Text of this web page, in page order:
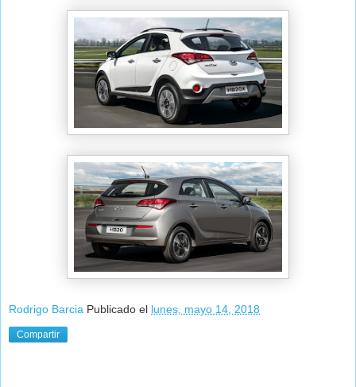
Rodrigo Barcia Publicado el lunes, mayo 14, 2018
Compartir